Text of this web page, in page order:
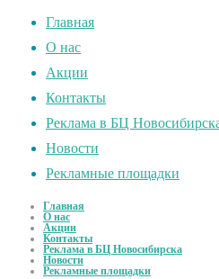
Главная
О нас
Акции
Контакты
Реклама в БЦ
Новости
Рекламные площадки
Главная
О нас
Акции
Контакты
Реклама в БЦ Новосибирска
Новости
Рекламные площадки